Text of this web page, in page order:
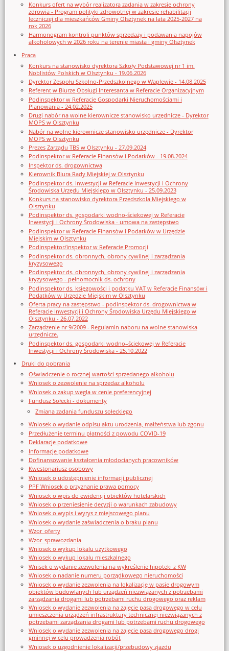
Konkurs ofert na wybór realizatora zadania w zakresie ochrony
zdrowia - Program polityki zdrowotnej w zakresie rehabilitacji
leczniczej dla mieszkańców Gminy Olsztynek na lata 2025-2027 na
rok 2026
Harmonogram kontroli punktów sprzedaży i podawania napojów
alkoholowych w 2026 roku na terenie miasta i gminy Olsztynek
Praca
Konkurs na stanowisko dyrektora Szkoły Podstawowej nr 1 im.
Noblistów Polskich w Olsztynku - 19.06.2026
Dyrektor Zespołu Szkolno-Przedszkolnego w Waplewie - 14.08.2025
Referent w Biurze Obsługi Interesanta w Referacie Organizacyjnym
Podinspektor w Referacie Gospodarki Nieruchomościami i
Planowania - 24.02.2025
Drugi nabór na wolne kierownicze stanowisko urzędnicze - Dyrektor
MOPS w Olsztynku
Nabór na wolne kierownicze stanowisko urzędnicze - Dyrektor
MOPS w Olsztynku
Prezes Zarządu TBS w Olsztynku - 27.09.2024
Podinspektor w Referacie Finansów i Podatków - 19.08.2024
Inspektor ds. drogownictwa
Kierownik Biura Rady Miejskiej w Olsztynku
Podinspektor ds. inwestycji w Referacie Inwestycji i Ochrony
Środowiska Urzędu Miejskiego w Olsztynku - 25.09.2023
Konkurs na stanowisko dyrektora Przedszkola Miejskiego w
Olsztynku
Podinspektor ds. gospodarki wodno-ściekowej w Referacie
Inwestycji i Ochrony Środowiska - umowa na zastępstwo
Podinspektor w Referacie Finansów i Podatków w Urzędzie
Miejskim w Olsztynku
Podinspektor/inspektor w Referacie Promocji
Podinspektor ds. obronnych, obrony cywilnej i zarządzania
kryzysowego
Podinspektor ds. obronnych, obrony cywilnej i zarządzania
kryzysowego - pełnomocnik ds. ochrony
Podinspektor ds. księgowości i podatku VAT w Referacie Finansów i
Podatków w Urzędzie Miejskim w Olsztynku
Oferta pracy na zastępstwo - podinspektor ds. drogownictwa w
Referacie Inwestycji i Ochrony Środowiska Urzędu Miejskiego w
Olsztynku - 26.07.2022
Zarządzenie nr 9/2009 - Regulamin naboru na wolne stanowiska
urzędnicze.
Podinspektor ds. gospodarki wodno–ściekowej w Referacie
Inwestycji i Ochrony Środowiska - 25.10.2022
Druki do pobrania
Oświadczenie o rocznej wartości sprzedanego alkoholu
Wniosek o zezwolenie na sprzedaz alkoholu
Wniosek o zakup węgla w cenie preferencyjnej
Fundusz Sołecki - dokumenty
Zmiana zadania funduszu sołeckiego
Wniosek o wydanie odpisu aktu urodzenia, małżeństwa lub zgonu
Przedłużenie terminu płatności z powodu COVID-19
Deklaracje podatkowe
Informacje podatkowe
Dofinansowanie kształcenia młodocianych pracowników
Kwestonariusz osobowy
Wniosek o udostępnienie informacji publicznej
PPF Wniosek o przyznanie prawa pomocy
Wniosek o wpis do ewidencji obiektów hotelarskich
Wniosek o przeniesienie decyzji o warunkach zabudowy
Wniosek o wypis i wyrys z miejscowego planu
Wniosek o wydanie zaświadczenia o braku planu
Wzor_oferty
Wzor_sprawozdania
Wniosek o wykup lokalu użytkowego
Wniosek o wykup lokalu mieszkalnego
Wnisek o wydanie zezwolenia na wykreślenie hipoteki z KW
Wniosek o nadanie numeru porządkowego nieruchomości
Wniosek o wydanie zezwolenia na lokalizację w pasie drogowym
obiektów budowlanych lub urządzeń niezwiązanych z potrzebami
zarządzania drogami lub potrzebami ruchu drogowego oraz reklam
Wniosek o wydanie zezwolenia na zajęcie pasa drogowego w celu
umieszczenia urządzeń infrastruktury technicznej niezwiązanych z
potrzebami zarządzania drogami lub potrzebami ruchu drogowego
Wniosek o wydanie zezwolenia na zajęcie pasa drogowego drogi
gminnej w celu prowadzenia robót
Wniosek o uzgodnienie lokalizacji/przebudowy zjazdu